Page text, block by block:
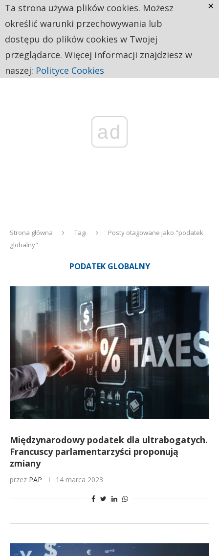
ad
Strona główna Tagi
Posty otagowane jako "podatek
globalny"
PODATEK GLOBALNY
Międzynarodowy podatek dla ultrabogatych.
Francuscy parlamentarzyści proponują
zmiany
przez PAP 14 marca 2023
Ta strona używa plików cookies. Możesz
określić warunki przechowywania lub
dostępu do plików cookies w Twojej
przeglądarce. Więcej informacji znajdziesz w
naszej: Polityce Cookies
×